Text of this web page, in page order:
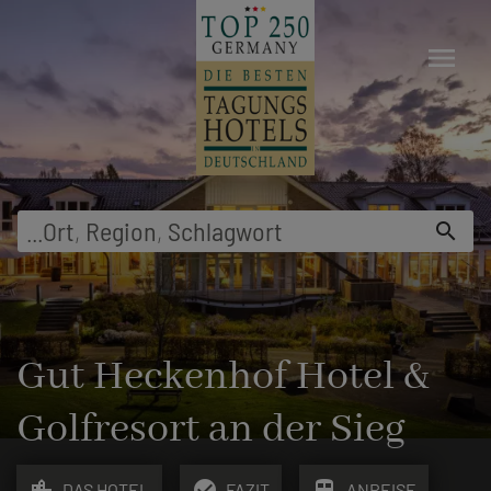
Ort, Region, Schlagwort search
menu
Gut Heckenhof Hotel &
Golfresort an der Sieg